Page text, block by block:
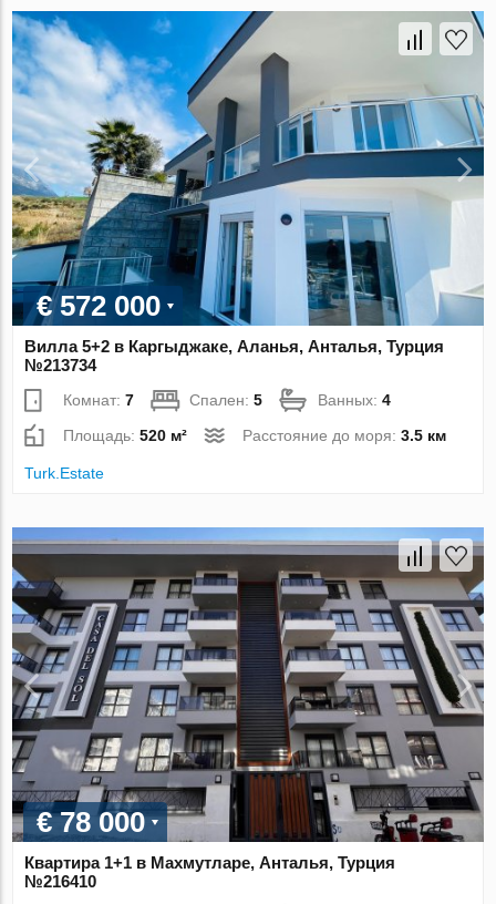
€ 572 000
Вилла 5+2 в Каргыджаке, Аланья, Анталья, Турция
№213734
Комнат:7 Спален:5 Ванных:4
Площадь:520 м² Расстояние до моря:3.5 км
Turk.Estate
€ 78 000
Квартира 1+1 в Махмутларе, Анталья, Турция
№216410